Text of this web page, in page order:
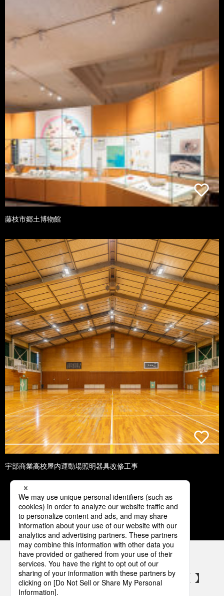
藤枝市郷土博物館
宇部商業高校屋内運動場照明器具改修工事
1 2 3 4 5
パナソニックの電気設備 SNSアカウント